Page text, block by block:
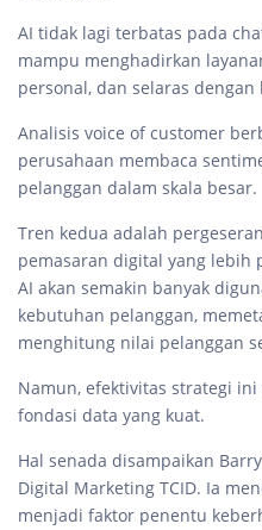
AI tidak lagi terbatas pada
mampu menghadirkan
personal, dan selaras
Analisis voice of customer
perusahaan membaca
pelanggan dalam skala besar.
Tren kedua adalah
pemasaran digital yang lebih
AI akan semakin banyak
kebutuhan pelanggan,
menghitung nilai pelanggan
Namun, efektivitas strategi
fondasi data yang kuat.
Hal senada disampaikan
Digital Marketing TCID. Ia
menjadi faktor penentu